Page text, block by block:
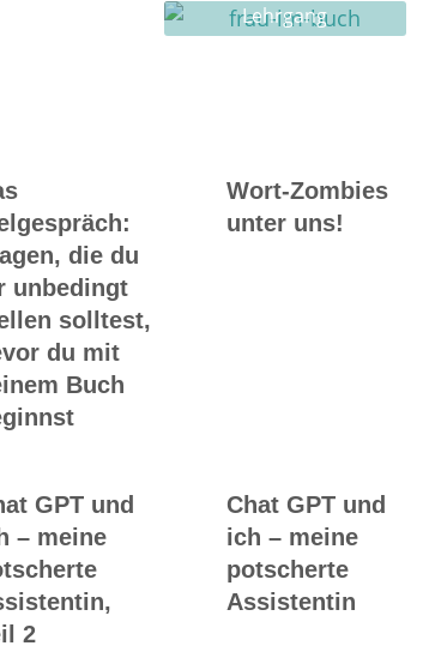
Lehrgang
Ghostwriting
die du
unbedingt
solltest,
du mit
Buch
Wort-Zombies
unter uns!
GPT und
– meine
2
Chat GPT und
ich – meine
potscherte
Assistentin